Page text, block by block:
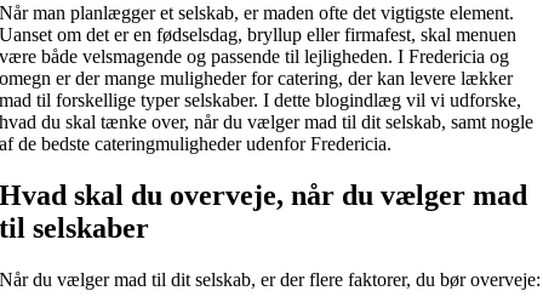
Når man planlægger et selskab, er maden ofte det vigtigste element.
Uanset om det er en fødselsdag, bryllup eller firmafest, skal menuen
være både velsmagende og passende til lejligheden. I Fredericia og
omegn er der mange muligheder for catering, der kan levere lækker
mad til forskellige typer selskaber. I dette blogindlæg vil vi udforske,
hvad du skal tænke over, når du vælger mad til dit selskab, samt nogle
af de bedste cateringmuligheder udenfor Fredericia.
Hvad skal du overveje, når du vælger mad
til selskaber
Når du vælger mad til dit selskab, er der flere faktorer, du bør overveje: